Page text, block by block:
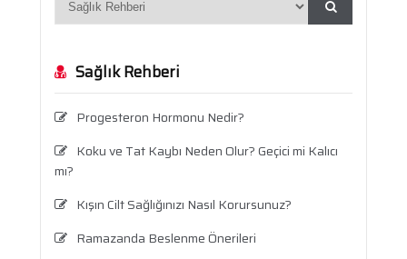
Sağlık Rehberi
Progesteron Hormonu Nedir?
Koku ve Tat Kaybı Neden Olur? Geçici mi Kalıcı
mı?
Kışın Cilt Sağlığınızı Nasıl Korursunuz?
Ramazanda Beslenme Önerileri